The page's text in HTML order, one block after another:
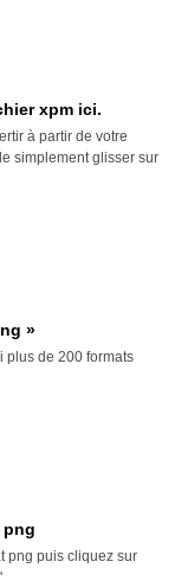
xpm ici.
à partir de votre
simplement glisser sur
»
plus de 200 formats
png
png puis cliquez sur